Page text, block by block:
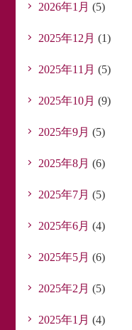
2026年1月 (5)
2025年12月 (1)
2025年11月 (5)
2025年10月 (9)
2025年9月 (5)
2025年8月 (6)
2025年7月 (5)
2025年6月 (4)
2025年5月 (6)
2025年2月 (5)
2025年1月 (4)